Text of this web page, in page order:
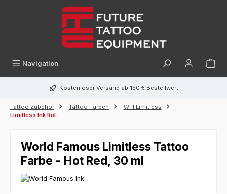
Navigation
Kostenloser Versand ab 150 € Bestellwert
Tattoo Zubehör Tattoo Farben
WFI Limitless
Limitless Ink Rot
World Famous Limitless Tattoo
Farbe - Hot Red, 30 ml